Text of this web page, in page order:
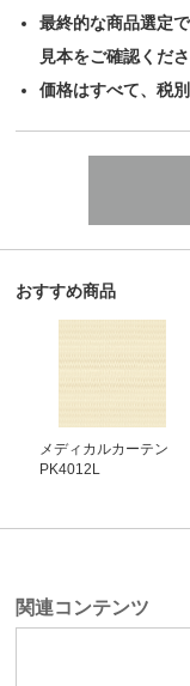
最終的な商品選定
見本をご確認くださ
価格はすべて、税
おすすめ商品
メディカルカーテン
PK4012L
関連コンテンツ